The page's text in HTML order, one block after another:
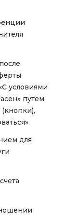
условиями
путем
(кнопки),
для